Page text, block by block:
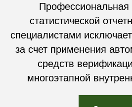
Профессиональная
статистической
специалистами
за счет применения
средств
многоэтапной